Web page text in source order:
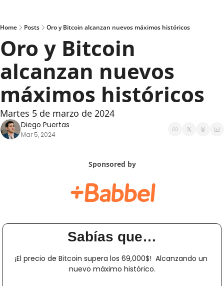
Home Posts Oro y Bitcoin alcanzan nuevos máximos históricos
Oro y Bitcoin
alcanzan nuevos
máximos históricos
Martes 5 de marzo de 2024
Diego Puertas
Mar 5, 2024
Sponsored by
Sabías que…
¡El precio de Bitcoin supera los 69,000$!  Alcanzando un
nuevo máximo histórico.